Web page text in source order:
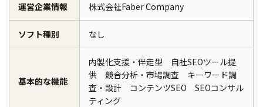
運営企業情報 株式会社Faber Company
ソフト種別 なし
基本的な機能
内製化支援・伴走型 自社SEOツール提
供 競合分析・市場調査 キーワード調
査・設計 コンテンツSEO SEOコンサル
ティング